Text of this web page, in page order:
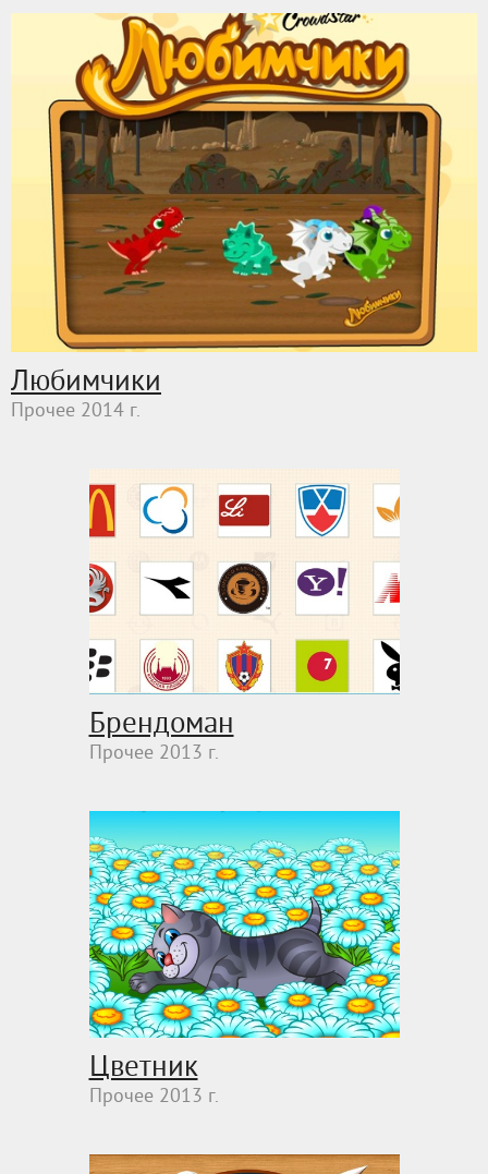
Любимчики
Прочее 2014 г.
Брендоман
Прочее 2013 г.
Цветник
Прочее 2013 г.